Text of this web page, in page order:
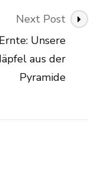
Next Post
Unsere
aus der
Pyramide